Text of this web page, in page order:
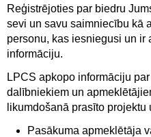
Reģistrējoties par biedru
sevi un savu saimniecību kā
personu, kas iesniegusi un ir
informāciju.
LPCS apkopo informāciju
dalībniekiem un
likumdošanā prasīto
Pasākuma apmeklētāja